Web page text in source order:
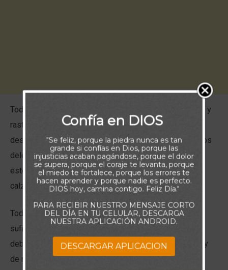
Todo valle debe ser exaltado. Los pensamientos bajos y
rastreros de Dios deben ser abandonados; la duda y la
desesperación deben ser eliminadas; y el egoísmo y los
deleites carnales deben ser abandonados. A través de
estos profundos valles debe levantarse una gloriosa
calzada de gracia.
Toda montaña y colina serán abatidas. La orgullosa
suficiencia de la criatura y la jactanciosa justicia propia
deben ser niveladas, para hacer una calzada para el Rey
de reyes. La comunión divina nunca se concede a los
Confía en DIOS
"Se feliz, porque la piedra nunca es tan
grande si confías en Dios, porque las
injusticias acaban pagándose, porque el dolor
se supera, porque el coraje te levanta, porque
el miedo te fortalece, porque los errores te
hacen aprender y porque nadie es perfecto.
DIOS hoy, camina contigo. Feliz Día."
PARA RECIBIR NUESTRO MENSAJE CORTO
DEL DÍA EN TU CELULAR, DESCARGA
NUESTRA APLICACIÓN ANDROID.
DESCARGAR APLICACION